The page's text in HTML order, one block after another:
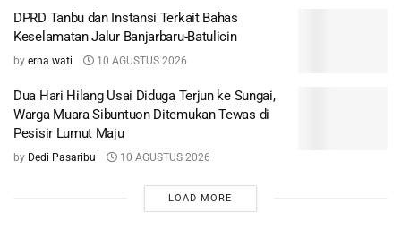
DPRD Tanbu dan Instansi Terkait Bahas
Keselamatan Jalur Banjarbaru-Batulicin
by erna wati 10 AGUSTUS 2026
Dua Hari Hilang Usai Diduga Terjun ke Sungai,
Warga Muara Sibuntuon Ditemukan Tewas di
Pesisir Lumut Maju
by Dedi Pasaribu 10 AGUSTUS 2026
LOAD MORE